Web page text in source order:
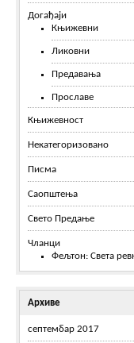
Догађаји
Књижевни
Ликовни
Предавања
Прославе
Књижевност
Некатегоризовано
Писма
Саопштења
Свето Предање
Чланци
Фељтон: Света
Архиве
септембар 2017